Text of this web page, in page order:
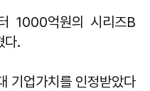
1000억원의 시리즈B
다.
기업가치를 인정받았다